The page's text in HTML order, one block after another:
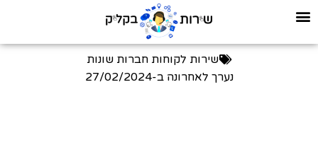
שירות לקוחות חברות שונות
נערך לאחרונה ב-27/02/2024